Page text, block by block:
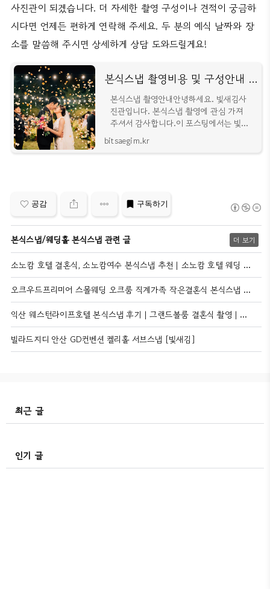
사진관이 되겠습니다. 더 자세한 촬영 구성이나 견적이 궁금하
시다면 언제든 편하게 연락해 주세요. 두 분의 예식 날짜와 장
소를 말씀해 주시면 상세하게 상담 도와드릴게요!
본식스냅 촬영비용 및 구성안내 [빛새김사진관]
본식스냅 촬영안내안녕하세요. 빛새김사
진관입니다. 본식스냅 촬영에 관심 가져
주셔서 감사합니다.이 포스팅에서는 빛새
김사진관의 본식스냅 기본 구성과 추가
구성, 촬영 비용, 예약 진행과
bitsaegim.kr
공감 구독하기
본식스냅/웨딩홀 본식스냅 관련 글 더 보기
소노캄 호텔 결혼식, 소노캄여수 본식스냅 추천 | 소노캄 호텔 웨딩 그랜드볼룸 결혼식 촬영 후기 | 여수웨딩홀 여수본식스냅 추천 | 빛새김사진관
오크우드프리미어 스몰웨딩 오크룸 직계가족 작은결혼식 본식스냅 - 빛새김사진관 인천 송도웨딩 출장스냅 전문
익산 웨스턴라이프호텔 본식스냅 후기 | 그랜드볼룸 결혼식 촬영 | 익산웨딩촬영 | 어두운홀스냅 | 호텔웨딩결혼식촬영
빌라드지디 안산 GD컨벤션 켈리홀 서브스냅 [빛새김]
최근 글
인기 글